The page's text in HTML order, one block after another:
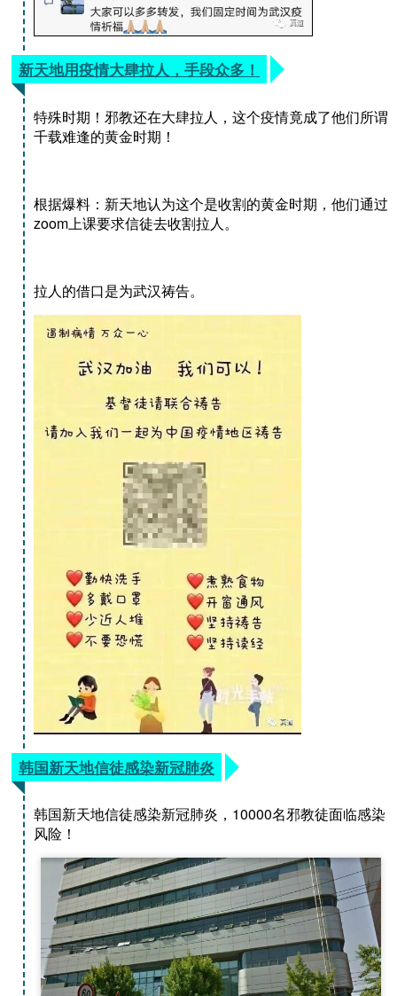
新天地用疫情大肆拉人，手段众多！
特殊时期！邪教还在大肆拉人，这个疫情竟成了他们所谓
千载难逢的黄金时期！
根据爆料：新天地认为这个是收割的黄金时期，他们通过
zoom上课要求信徒去收割拉人。
拉人的借口是为武汉祷告。
韩国新天地信徒感染新冠肺炎
韩国新天地信徒感染新冠肺炎，10000名邪教徒面临感染
风险！